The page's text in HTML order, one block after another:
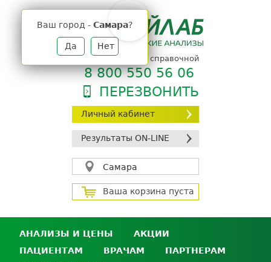
Личный кабинет
Результаты ON-LINE
Самара
Ваш город - Самара?
Да Нет
Ваша корзина пуста
телефон единой справочной
8 800 550 56 06
ПЕРЕЗВОНИТЬ
АНАЛИЗЫ И ЦЕНЫ
Анализы и цены
АКЦИИ
ПАЦИЕНТАМ
ВРАЧАМ ПАРТНЕРАМ